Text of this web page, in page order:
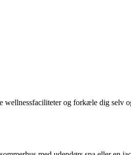
wellnessfaciliteter og forkæle dig selv